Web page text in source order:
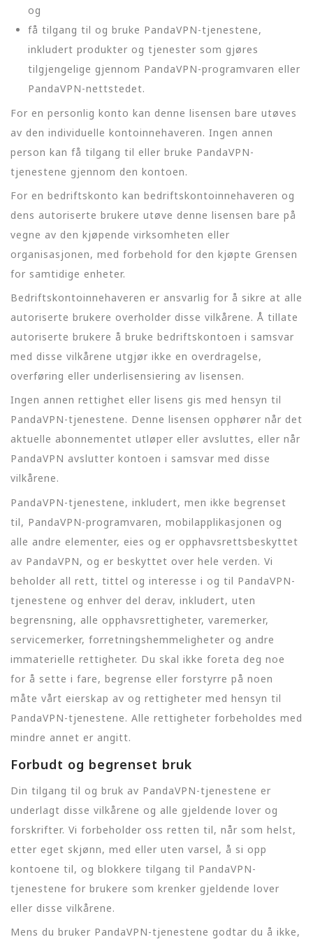
og
få tilgang til og bruke PandaVPN-tjenestene,
inkludert produkter og tjenester som gjøres
tilgjengelige gjennom PandaVPN-programvaren eller
PandaVPN-nettstedet.
For en personlig konto kan denne lisensen bare utøves
av den individuelle kontoinnehaveren. Ingen annen
person kan få tilgang til eller bruke PandaVPN-
tjenestene gjennom den kontoen.
For en bedriftskonto kan bedriftskontoinnehaveren og
dens autoriserte brukere utøve denne lisensen bare på
vegne av den kjøpende virksomheten eller
organisasjonen, med forbehold for den kjøpte Grensen
for samtidige enheter.
Bedriftskontoinnehaveren er ansvarlig for å sikre at alle
autoriserte brukere overholder disse vilkårene. Å tillate
autoriserte brukere å bruke bedriftskontoen i samsvar
med disse vilkårene utgjør ikke en overdragelse,
overføring eller underlisensiering av lisensen.
Ingen annen rettighet eller lisens gis med hensyn til
PandaVPN-tjenestene. Denne lisensen opphører når det
aktuelle abonnementet utløper eller avsluttes, eller når
PandaVPN avslutter kontoen i samsvar med disse
vilkårene.
PandaVPN-tjenestene, inkludert, men ikke begrenset
til, PandaVPN-programvaren, mobilapplikasjonen og
alle andre elementer, eies og er opphavsrettsbeskyttet
av PandaVPN, og er beskyttet over hele verden. Vi
beholder all rett, tittel og interesse i og til PandaVPN-
tjenestene og enhver del derav, inkludert, uten
begrensning, alle opphavsrettigheter, varemerker,
servicemerker, forretningshemmeligheter og andre
immaterielle rettigheter. Du skal ikke foreta deg noe
for å sette i fare, begrense eller forstyrre på noen
måte vårt eierskap av og rettigheter med hensyn til
PandaVPN-tjenestene. Alle rettigheter forbeholdes med
mindre annet er angitt.
Forbudt og begrenset bruk
Din tilgang til og bruk av PandaVPN-tjenestene er
underlagt disse vilkårene og alle gjeldende lover og
forskrifter. Vi forbeholder oss retten til, når som helst,
etter eget skjønn, med eller uten varsel, å si opp
kontoene til, og blokkere tilgang til PandaVPN-
tjenestene for brukere som krenker gjeldende lover
eller disse vilkårene.
Mens du bruker PandaVPN-tjenestene godtar du å ikke,